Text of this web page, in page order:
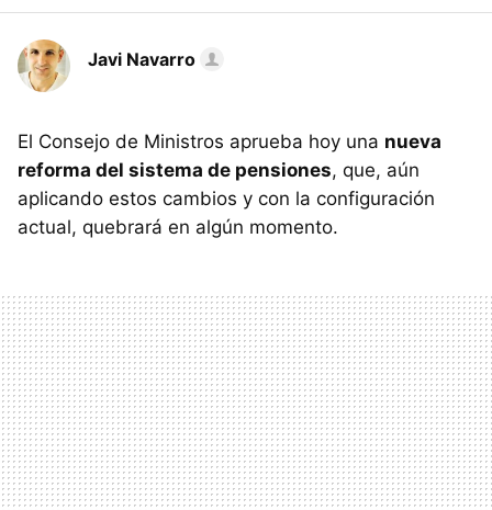
Javi Navarro
El Consejo de Ministros aprueba hoy una nueva
reforma del sistema de pensiones, que, aún
aplicando estos cambios y con la configuración
actual, quebrará en algún momento.